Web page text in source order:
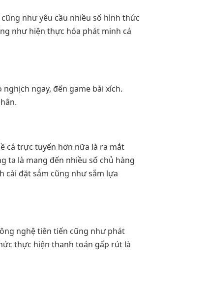
như yêu cầu nhiều số hình thức
như hiện thực hóa phát minh cá
ngay, đến game bài xích.
cá trực tuyến hơn nữa là ra mắt
ta là mang đến nhiều số chủ hàng
cài đặt sắm cũng như sắm lựa
nghệ tiên tiến cũng như phát
thực hiện thanh toán gấp rút là